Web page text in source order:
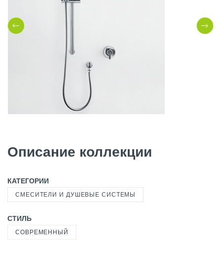
Описание коллекции
КАТЕГОРИИ
СМЕСИТЕЛИ И ДУШЕВЫЕ СИСТЕМЫ
СТИЛЬ
СОВРЕМЕННЫЙ